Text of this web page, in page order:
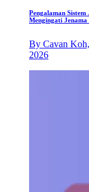
Pengalaman
Mengingati Jenama
By Cavan
2026